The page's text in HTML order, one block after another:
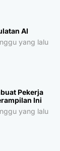
AI
yang lalu
Pekerja
Ini
yang lalu